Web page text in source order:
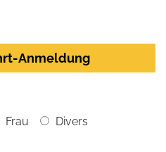
Anmeldung
Frau Divers